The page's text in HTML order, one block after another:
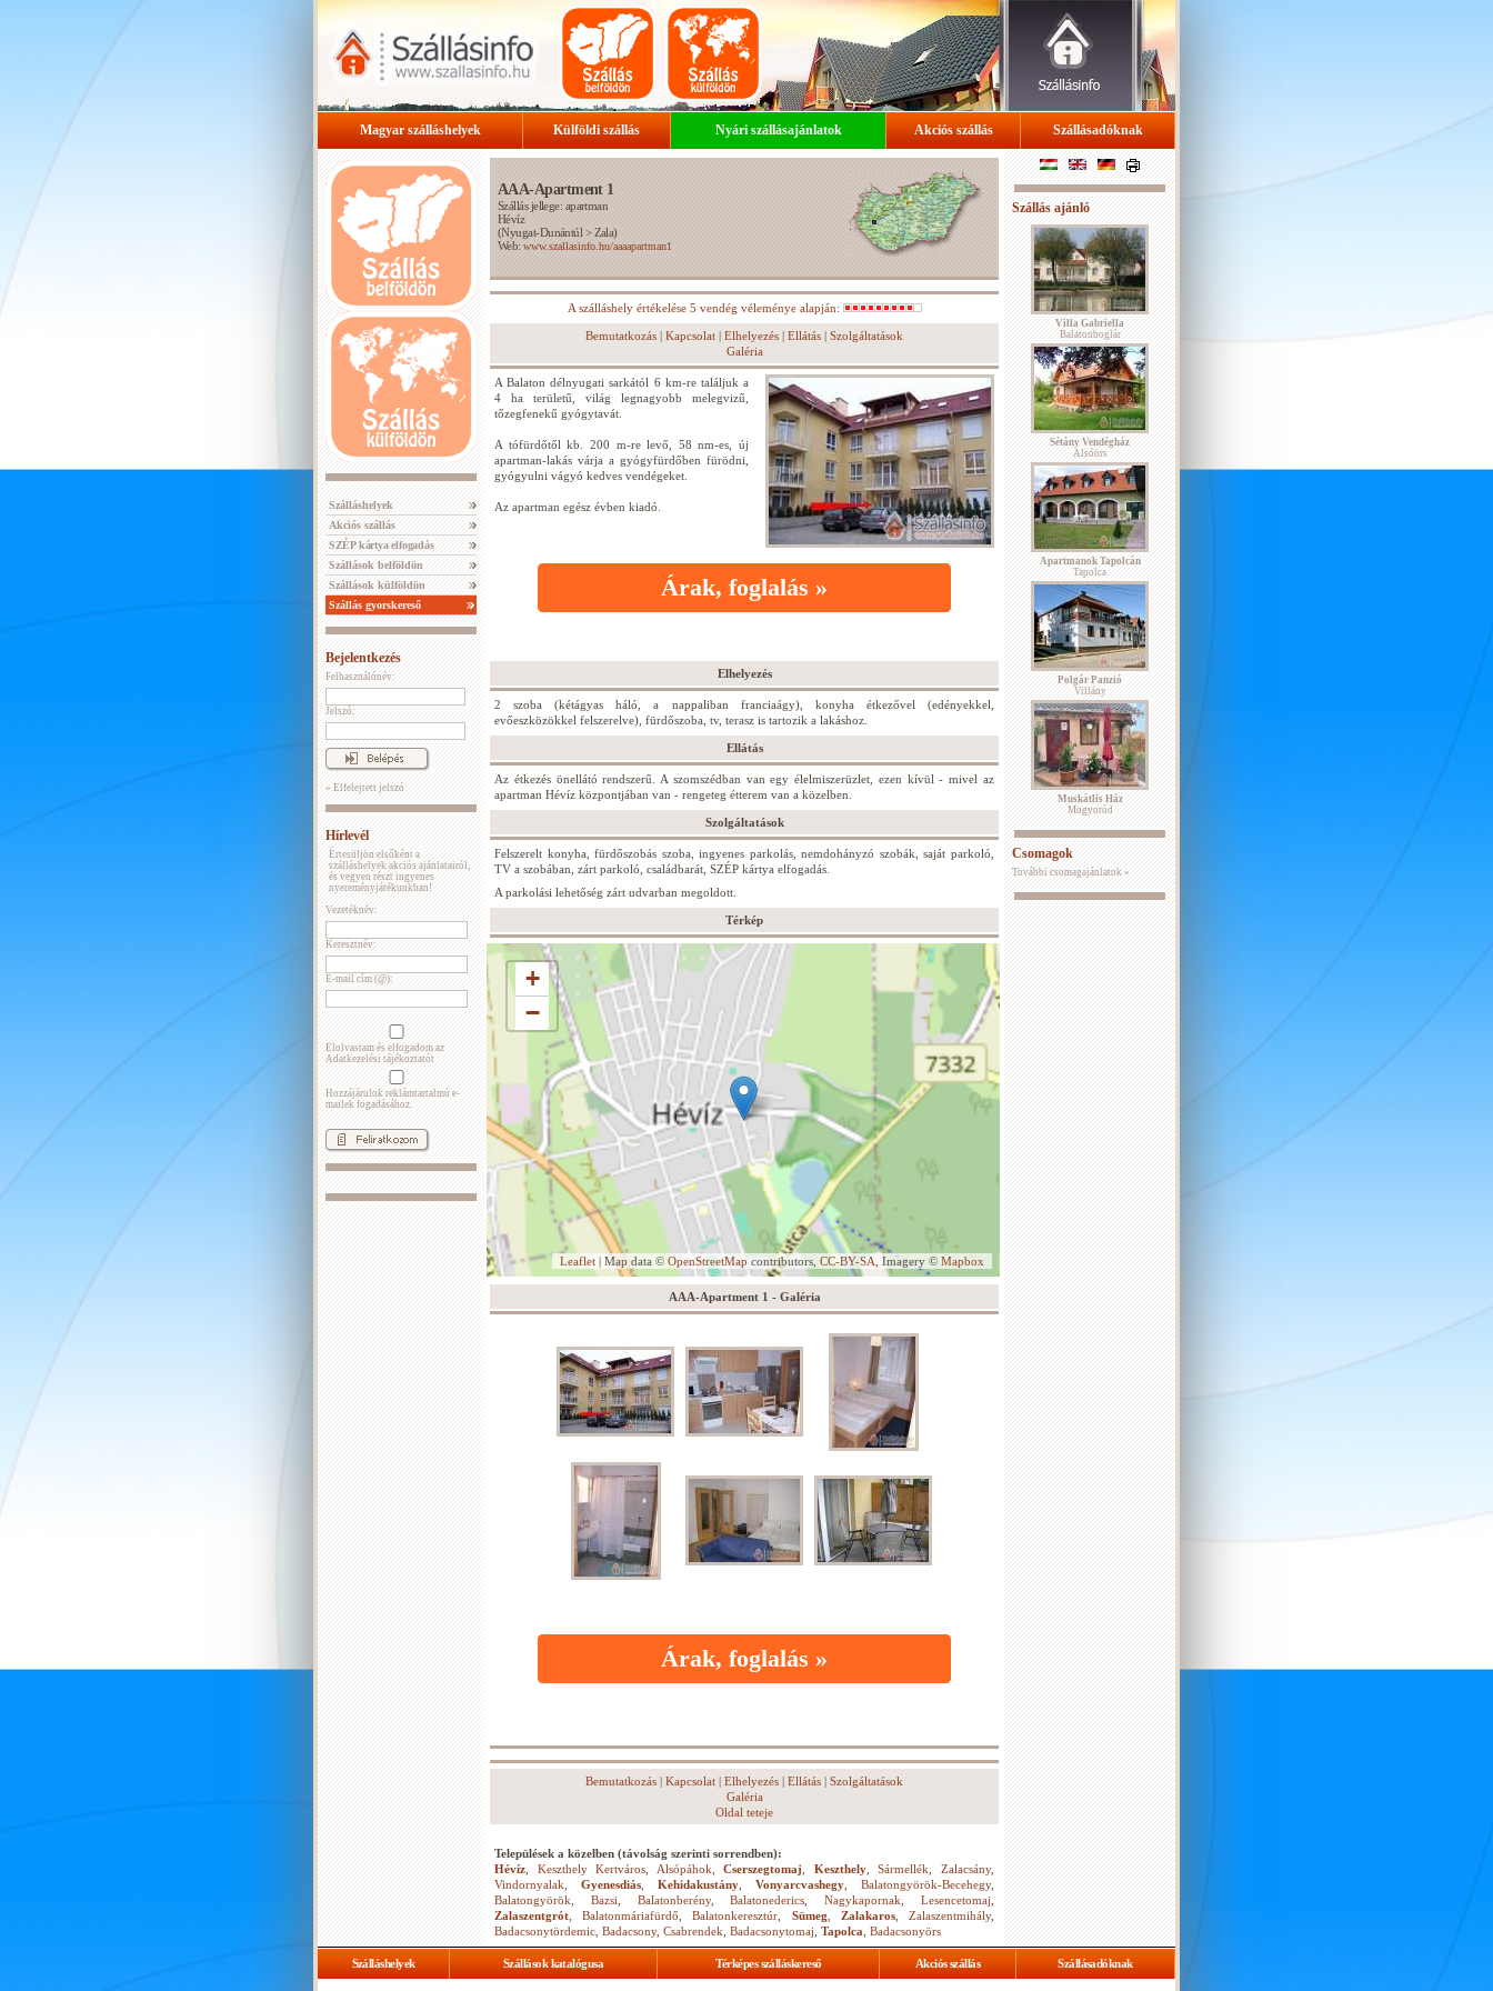
Magyar szálláshelyek Külföldi szállás Nyári szállásajánlatok Akciós szállás Szállásadóknak
Szálláshelyek
Akciós szállás
SZÉP kártya elfogadás
Szállások belföldön
Szállások külföldön
Szállás gyorskereső
Bejelentkezés
Felhasználónév:
Jelszó:
» Elfelejtett jelszó
Hírlevél
Értesüljön elsőként a
szálláshelyek akciós ajánlatairól,
és vegyen részt ingyenes
nyereményjátékunkban!
Vezetéknév:
Keresztnév:
E-mail cím (@):
Elolvastam és elfogadom az
Adatkezelési tájékoztatót
Hozzájárulok reklámtartalmú e-
mailek fogadásához.
AAA-Apartment 1
Szállás jellege: apartman
Hévíz
(Nyugat-Dunántúl > Zala)
Web:www.szallasinfo.hu/aaaapartman1
A szálláshely értékelése 5 vendég véleménye alapján:
Bemutatkozás | Kapcsolat | Elhelyezés | Ellátás | Szolgáltatások
Galéria
A Balaton délnyugati sarkától 6 km-re találjuk a
4 ha területű, világ legnagyobb melegvizű,
tőzegfenekű gyógytavát.
A tófürdőtől kb. 200 m-re levő, 58 nm-es, új
apartman-lakás várja a gyógyfürdőben fürödni,
gyógyulni vágyó kedves vendégeket.
Az apartman egész évben kiadó.
Árak, foglalás »
Elhelyezés
2 szoba (kétágyas háló, a nappaliban franciaágy), konyha étkezővel (edényekkel,
evőeszközökkel felszerelve), fürdőszoba, tv, terasz is tartozik a lakáshoz.
Ellátás
Az étkezés önellátó rendszerű. A szomszédban van egy élelmiszerüzlet, ezen kívül - mivel az
apartman Hévíz központjában van - rengeteg étterem van a közelben.
Szolgáltatások
Felszerelt konyha, fürdőszobás szoba, ingyenes parkolás, nemdohányzó szobák, saját parkoló,
TV a szobában, zárt parkoló, családbarát, SZÉP kártya elfogadás.
A parkolási lehetőség zárt udvarban megoldott.
Térkép
+
−
Leaflet | Map data © OpenStreetMap contributors, CC-BY-SA , Imagery © Mapbox
AAA-Apartment 1 - Galéria
Árak, foglalás »
Bemutatkozás | Kapcsolat | Elhelyezés | Ellátás | Szolgáltatások
Galéria
Oldal teteje
Települések a közelben (távolság szerinti sorrendben):
Hévíz
Keszthely Kertváros Alsópáhok ,Cserszegtomaj Keszthely,Sármellék ,Zalacsány,
Vindornyalak
Gyenesdiás Kehidakustány Vonyarcvashegy Balatongyörök-Becehegy,
Balatongyörök
Bazsi Balatonberény,Balatonederics ,Nagykapornak ,Lesencetomaj
Zalaszentgrót ,Balatonmáriafürdő ,Balatonkeresztúr Sümeg Zalakaros,Zalaszentmihály,
Badacsonytördemic Badacsony, Csabrendek Badacsonytomaj Tapolca Badacsonyörs
Szállás ajánló
Villa Gabriella
Balatonboglár
Sétány Vendégház
Alsóörs
Apartmanok Tapolcán
Tapolca
Polgár Panzió
Villány
Muskátlis Ház
Mogyoród
Csomagok
További csomagajánlatok »
Szálláshelyek Szállások katalógusa Térképes szálláskereső Akciós szállás Szállásadóknak